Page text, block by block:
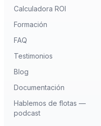
Calculadora ROI
Formación
FAQ
Testimonios
Blog
Documentación
Hablemos de flotas —
podcast